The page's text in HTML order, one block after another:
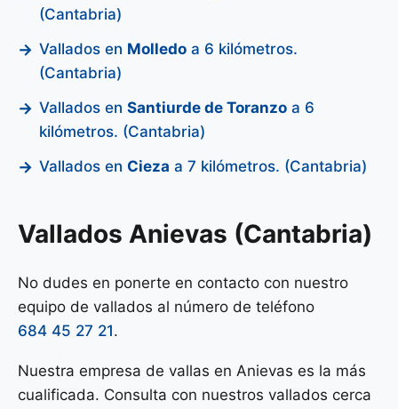
(Cantabria)
Vallados en Molledo a 6 kilómetros.
(Cantabria)
Vallados en Santiurde de Toranzo a 6
kilómetros. (Cantabria)
Vallados en Cieza a 7 kilómetros. (Cantabria)
Vallados Anievas (Cantabria)
No dudes en ponerte en contacto con nuestro
equipo de vallados al número de teléfono
684 45 27 21.
Nuestra empresa de vallas en Anievas es la más
cualificada. Consulta con nuestros vallados cerca